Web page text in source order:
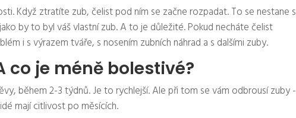
Když ztratíte zub, čelist pod ním se začne rozpadat. To se nestane s
by to byl váš vlastní zub. A to je důležité. Pokud necháte čelist
i s výrazem tváře, s nosením zubních náhrad a s dalšími zuby.
co je méně bolestivé?
během 2-3 týdnů. Je to rychlejší. Ale při tom se vám odbrousí zuby -
mají citlivost po měsících.